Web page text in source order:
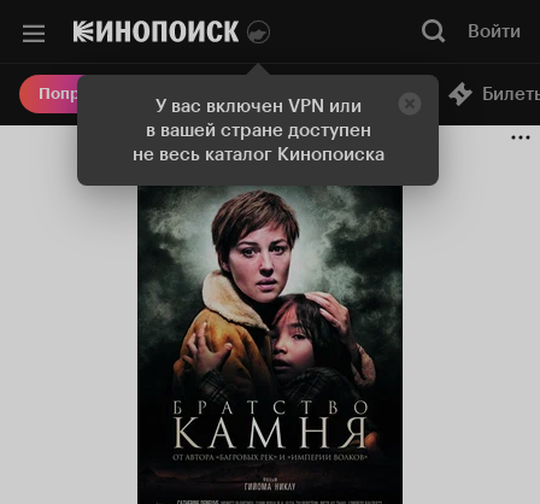
У вас включен VPN или
в вашей стране доступен
не весь каталог Кинопоиска
Войти
Попробовать Плюс Онлайн-кинотеатр